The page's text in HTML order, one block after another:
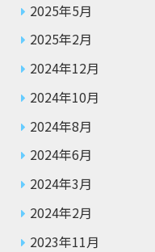
2025年5月
2025年2月
2024年12月
2024年10月
2024年8月
2024年6月
2024年3月
2024年2月
2023年11月